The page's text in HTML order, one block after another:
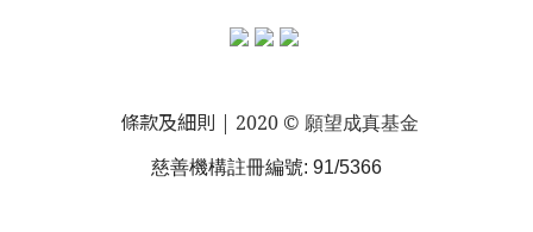
條款及細則 | 2020 © 願望成真基金
慈善機構註冊編號: 91/5366